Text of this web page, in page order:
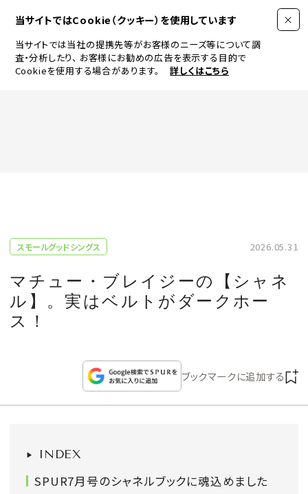
当サイトではCookie（クッキー）を使用しています
当サイトでは当社の提携先等がお客様のニーズ等について調
査・分析したり、 お客様にお勧めの広告を表示する目的で
Cookieを使用する場合があります。
詳しくはこちら
JEWELRY & WATCH
LIFESTYLE
CULTURE
CELEBRITY
FORTUNE
スモールグッドシングス 2026.05.31
マチュー・ブレイジーの【シャネ
ル】。実はベルトがダークホー
ス！
ブックマークに追加する
INDEX
SPUR7月号のシャネルブックに魂込めました